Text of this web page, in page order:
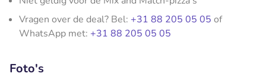
Vragen over de deal? Bel: +31 88 205 05 05 of
WhatsApp met: +31 88 205 05 05
Foto's